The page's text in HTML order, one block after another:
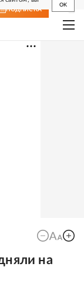
OK
ПОДПИСКА
на